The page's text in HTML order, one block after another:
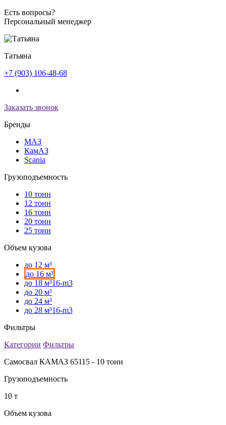
Есть вопросы?
Персональный менеджер
Татьяна
+7 (903) 106-48-68
Заказать звонок
Бренды
МАЗ
КамАЗ
Scania
Грузоподъемность
10 тонн
12 тонн
16 тонн
20 тонн
25 тонн
Объем кузова
до 12 м³
до 16 м³
до 18 м³16-m3
до 20 м³
до 24 м³
до 28 м³16-m3
Фильтры
Категории Фильтры
Самосвал КАМАЗ 65115 - 10 тонн
Грузоподъемность
10 т
Объем кузова